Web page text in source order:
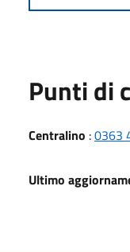
Punti di
Centralino :0363
Ultimo